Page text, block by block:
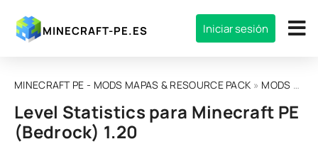
MINECRAFT-PE.ES Iniciar sesión
MINECRAFT PE - MODS MAPAS & RESOURCE PACK » MODS
Level Statistics para Minecraft PE
(Bedrock) 1.20